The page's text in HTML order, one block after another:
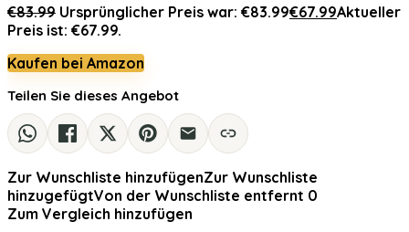
€83.99 Ursprünglicher Preis war: €83.99€67.99Aktueller
Preis ist: €67.99.
Kaufen bei Amazon
Teilen Sie dieses Angebot
Zur Wunschliste hinzufügenZur Wunschliste
hinzugefügtVon der Wunschliste entfernt 0
Zum Vergleich hinzufügen